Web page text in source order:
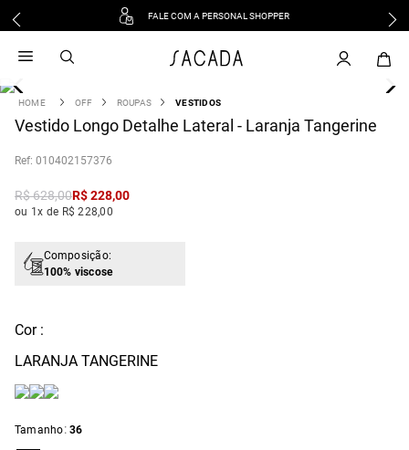
FALE COM A PERSONAL SHOPPER
OFF ROUPAS VESTIDOS
Vestido Longo Detalhe Lateral - Laranja Tangerine
: 010402157376
R$628,00R$228,00
ou 1x de R$ 228,00
Composição:
100% viscose
Cor :
LARANJA TANGERINE
Tamanho: 36
vestido
3 º blusa
º tricot
º macacão
jeans
vestido curto